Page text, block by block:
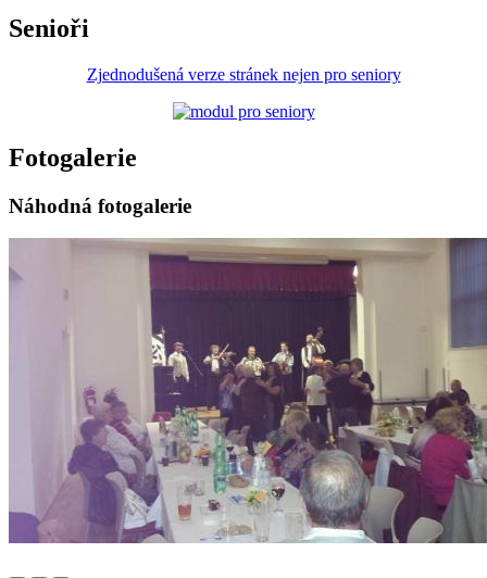
Senioři
Zjednodušená verze stránek nejen pro seniory
Fotogalerie
Náhodná fotogalerie